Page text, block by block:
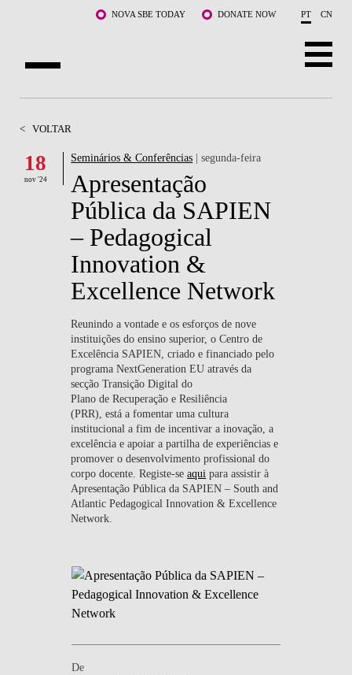
Saltar para o conteúdo principalNOVA SBE TODAY DONATE NOW PT CN
DOCENTES E INVESTIGAÇÃO
COMUNIDADE
WHAT'S HAPPENING
< VOLTAR
18
nov '24
Seminários & Conferências | segunda-feira
Apresentação
Pública da SAPIEN
– Pedagogical
Innovation &
Excellence Network
Reunindo a vontade e os esforços de nove
instituições do ensino superior, o Centro de
Excelência SAPIEN, criado e financiado pelo
programa NextGeneration EU através da
secção Transição Digital do
Plano de Recuperação e Resiliência
(PRR), está a fomentar uma cultura
institucional a fim de incentivar a inovação, a
excelência e apoiar a partilha de experiências e
promover o desenvolvimento profissional do
corpo docente. Registe-seaqui para assistir à
Apresentação Pública da SAPIEN – South and
Atlantic Pedagogical Innovation & Excellence
Network.
De